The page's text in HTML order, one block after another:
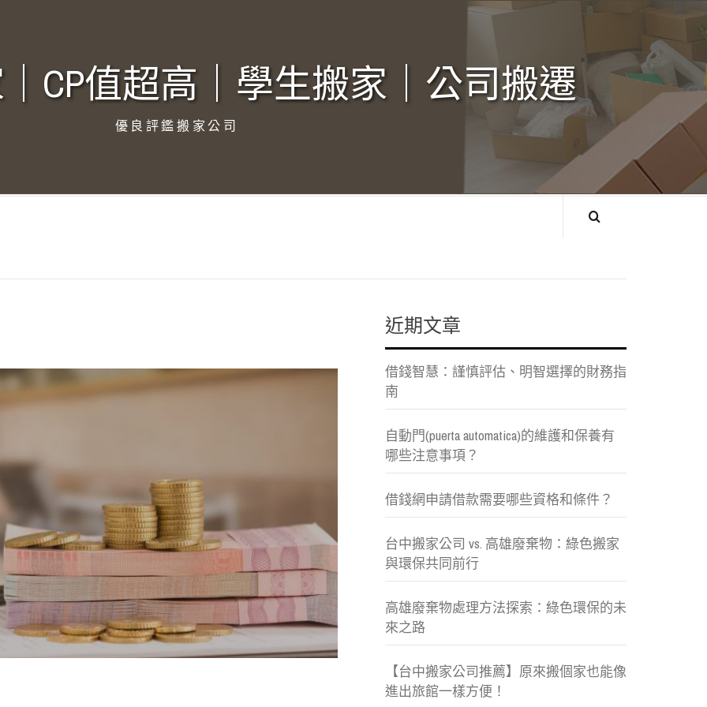
CP值超高｜學生搬家｜公司搬遷‎
優良評鑑搬家公司
近期文章
借錢智慧：謹慎評估、明智選擇的財務指
南
自動門(puerta automatica)的維護和保養有
哪些注意事項？
借錢網申請借款需要哪些資格和條件？
台中搬家公司 vs. 高雄廢棄物：綠色搬家
與環保共同前行
高雄廢棄物處理方法探索：綠色環保的未
來之路
【台中搬家公司推薦】原來搬個家也能像
進出旅館一樣方便！